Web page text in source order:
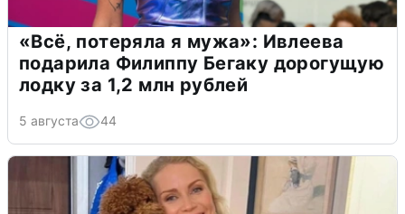
«Всё, потеряла я мужа»: Ивлеева
подарила Филиппу Бегаку дорогущую
лодку за 1,2 млн рублей
5 августа 44